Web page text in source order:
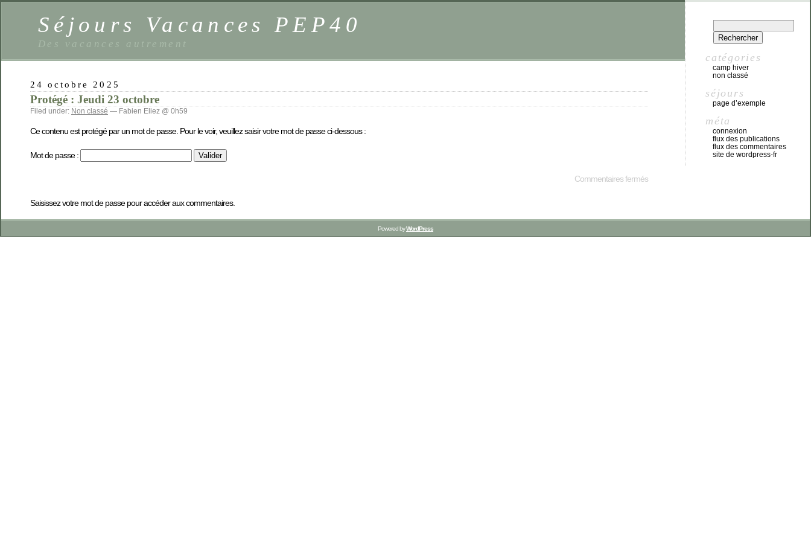
Séjours Vacances PEP40
Des vacances autrement
24 octobre 2025
Protégé : Jeudi 23 octobre
Filed under: Non classé — Fabien Eliez @ 0h59
Ce contenu est protégé par un mot de passe. Pour le voir, veuillez saisir votre mot de passe ci-dessous :
Mot de passe :
Commentaires fermés
Saisissez votre mot de passe pour accéder aux commentaires.
catégories
camp hiver
non classé
séjours
page d’exemple
méta
connexion
flux des publications
flux des commentaires
site de wordpress-fr
Powered byWordPress